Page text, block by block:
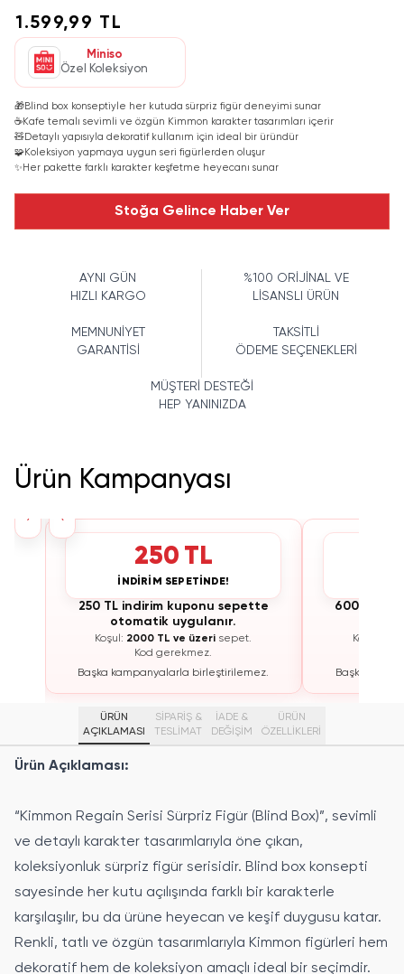
1.599,99 TL
Miniso
Özel Koleksiyon
🎁Blind box konseptiyle her kutuda sürpriz figür deneyimi sunar
☕Kafe temalı sevimli ve özgün Kimmon karakter tasarımları içerir
🧸Detaylı yapısıyla dekoratif kullanım için ideal bir üründür
🧩Koleksiyon yapmaya uygun seri figürlerden oluşur
✨ Her pakette farklı karakter keşfetme heyecanı sunar
Stoğa Gelince Haber Ver
AYNI GÜN
HIZLI KARGO
%100 ORİJİNAL VE
LİSANSLI ÜRÜN
MEMNUNİYET
GARANTİSİ
TAKSİTLİ
ÖDEME SEÇENEKLERİ
MÜŞTERİ DESTEĞİ
HEP YANINIZDA
Ürün Kampanyası
‹
›
250 TL
İNDİRİM SEPETİNDE!
250 TL indirim kuponu sepette
otomatik uygulanır.
Koşul: 2000 TL ve üzeri sepet.
Kod gerekmez.
Başka kampanyalarla birleştirilemez.
600 TL
Koşul:
Başka
ÜRÜN
AÇIKLAMASI
SİPARİŞ &
TESLİMAT
İADE &
DEĞİŞİM
ÜRÜN
ÖZELLIKLERI
Ürün Açıklaması:
“Kimmon Regain Serisi Sürpriz Figür (Blind Box)”, sevimli
ve detaylı karakter tasarımlarıyla öne çıkan,
koleksiyonluk sürpriz figür serisidir. Blind box konsepti
sayesinde her kutu açılışında farklı bir karakterle
karşılaşılır, bu da ürüne heyecan ve keşif duygusu katar.
Renkli, tatlı ve özgün tasarımlarıyla Kimmon figürleri hem
dekoratif hem de koleksiyon amaçlı ideal bir seçimdir.